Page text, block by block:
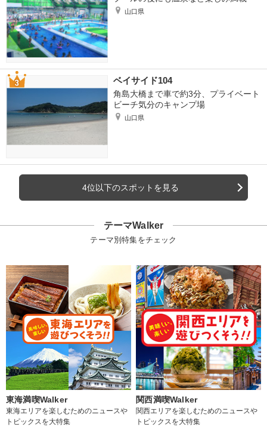
山口県
ベイサイド104
角島大橋まで車で約3分、プライベート
ビーチ気分のキャンプ場
山口県
4位以下のスポットを見る
テーマWalker
テーマ別特集をチェック
東海満喫Walker
東海エリアを楽しむためのニュースや
トピックスを大特集
関西満喫Walker
関西エリアを楽しむためのニュースや
トピックスを大特集